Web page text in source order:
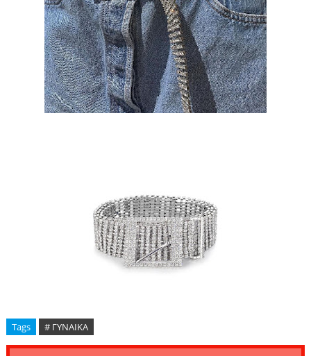
Tags # ΓΥΝΑΙΚΑ